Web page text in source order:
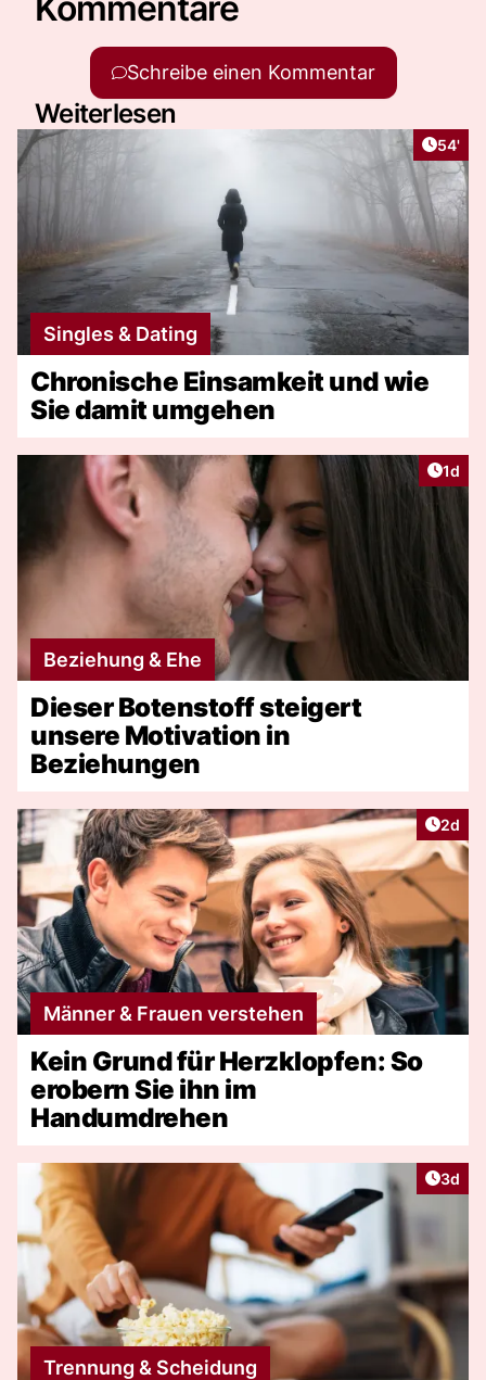
Schreibe einen Kommentar
Weiterlesen
54'
Singles & Dating
Chronische Einsamkeit und wie
Sie damit umgehen
1d
Beziehung & Ehe
Dieser Botenstoff steigert
unsere Motivation in
Beziehungen
2d
Männer & Frauen verstehen
Kein Grund für Herzklopfen: So
erobern Sie ihn im
Handumdrehen
3d
Trennung & Scheidung